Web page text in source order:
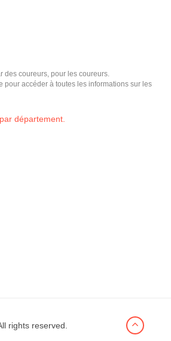
des coureurs, pour les coureurs.
pour accéder à toutes les informations sur les
département.
rights reserved.